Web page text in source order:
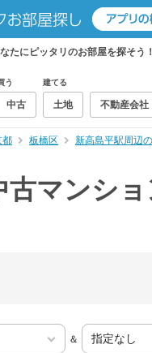
たにピッタリのお部屋を探そう！
う
中古
建てる
土地 不動産会社
都 板橋区 新高島平駅周辺
古マンシ
＆